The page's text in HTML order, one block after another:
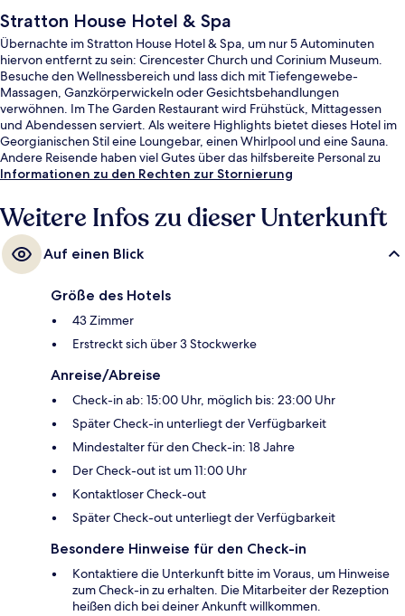
Stratton House Hotel & Spa
Übernachte im Stratton House Hotel & Spa, um nur 5 Autominuten
hiervon entfernt zu sein: Cirencester Church und Corinium Museum.
Besuche den Wellnessbereich und lass dich mit Tiefengewebe-
Massagen, Ganzkörperwickeln oder Gesichtsbehandlungen
verwöhnen. Im The Garden Restaurant wird Frühstück, Mittagessen
und Abendessen serviert. Als weitere Highlights bietet dieses Hotel im
Georgianischen Stil eine Loungebar, einen Whirlpool und eine Sauna.
Andere Reisende haben viel Gutes über das hilfsbereite Personal zu
berichten.
Informationen zu den Rechten zur Stornierung
Weitere Infos zu dieser Unterkunft
Auf einen Blick
Größe des Hotels
43 Zimmer
Erstreckt sich über 3 Stockwerke
Anreise/Abreise
Check-in ab: 15:00 Uhr, möglich bis: 23:00 Uhr
Später Check-in unterliegt der Verfügbarkeit
Mindestalter für den Check-in: 18 Jahre
Der Check-out ist um 11:00 Uhr
Kontaktloser Check-out
Später Check-out unterliegt der Verfügbarkeit
Besondere Hinweise für den Check-in
Kontaktiere die Unterkunft bitte im Voraus, um Hinweise
zum Check-in zu erhalten. Die Mitarbeiter der Rezeption
heißen dich bei deiner Ankunft willkommen.